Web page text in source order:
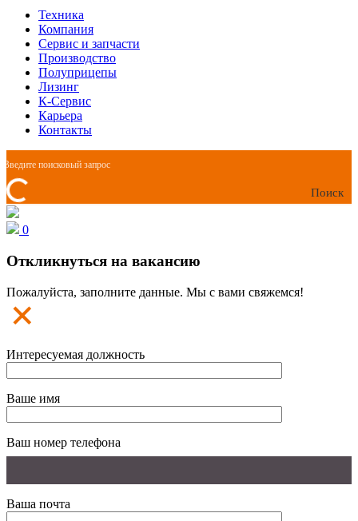
Техника
Компания
Сервис и запчасти
Производство
Полуприцепы
Лизинг
К-Сервис
Карьера
Контакты
Поиск
0
Откликнуться на вакансию
Пожалуйста, заполните данные. Мы с вами свяжемся!
Интересуемая должность
Ваше имя
Ваш номер телефона
Ваша почта